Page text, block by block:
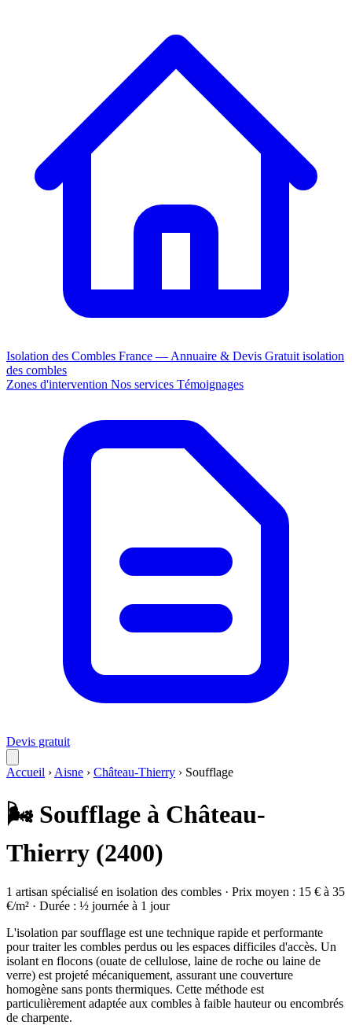
Isolation des Combles France — Annuaire & Devis Gratuit isolation
des combles
Zones d'intervention Nos services Témoignages
Devis gratuit
Accueil › Aisne › Château-Thierry › Soufflage
🌬️ Soufflage à Château-
Thierry (2400)
1 artisan spécialisé en isolation des combles · Prix moyen : 15 € à 35
€/m² · Durée : ½ journée à 1 jour
L'isolation par soufflage est une technique rapide et performante
pour traiter les combles perdus ou les espaces difficiles d'accès. Un
isolant en flocons (ouate de cellulose, laine de roche ou laine de
verre) est projeté mécaniquement, assurant une couverture
homogène sans ponts thermiques. Cette méthode est
particulièrement adaptée aux combles à faible hauteur ou encombrés
de charpente.